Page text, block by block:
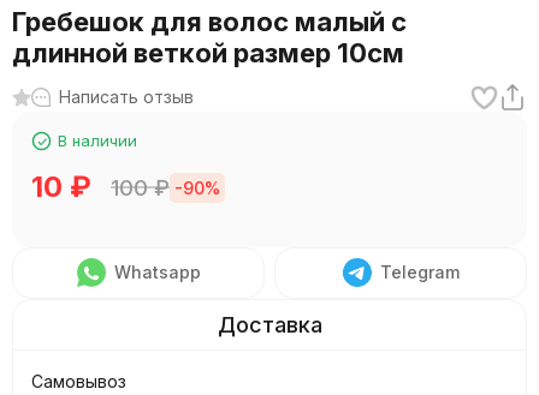
Гребешок для волос малый с
длинной веткой размер 10см
Написать отзыв
В наличии
10 ₽ 100₽ -90%
Whatsapp Telegram
Самовывоз